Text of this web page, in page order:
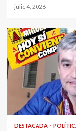
julio 4, 2026
DESTACADA